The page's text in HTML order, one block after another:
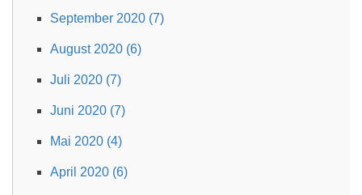
September 2020 (7)
August 2020 (6)
Juli 2020 (7)
Juni 2020 (7)
Mai 2020 (4)
April 2020 (6)